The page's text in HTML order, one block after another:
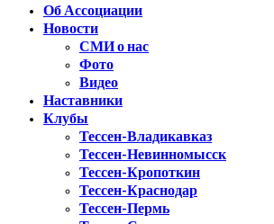
Об Ассоциации
Новости
СМИ о нас
Фото
Видео
Наставники
Клубы
Тессен-Владикавказ
Тессен-Невинномысск
Тессен-Кропоткин
Тессен-Краснодар
Тессен-Пермь